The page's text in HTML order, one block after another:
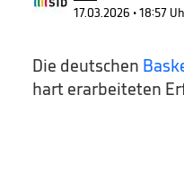
17.03.2026 • 18:57
Die deutschen
hart erarbeiteten